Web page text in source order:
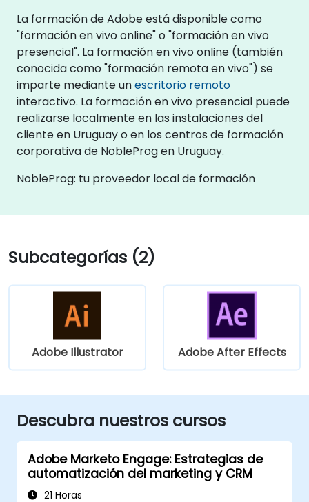
La formación de Adobe está disponible como
"formación en vivo online" o "formación en vivo
presencial". La formación en vivo online (también
conocida como "formación remota en vivo") se
imparte mediante unescritorio remoto
interactivo. La formación en vivo presencial puede
realizarse localmente en las instalaciones del
cliente en Uruguay o en los centros de formación
corporativa de NobleProg en Uruguay.
NobleProg: tu proveedor local de formación
Subcategorías (2)
Adobe Illustrator Adobe After Effects
Descubra nuestros cursos
Adobe Marketo Engage: Estrategias de
automatización del marketing y CRM
21 Horas